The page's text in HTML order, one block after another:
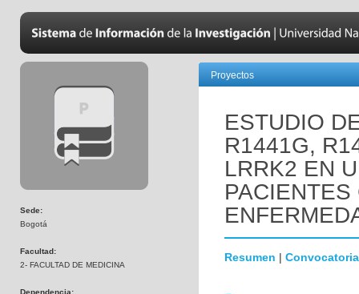
Sede:
Bogotá
Facultad:
2- FACULTAD DE MEDICINA
Dependencia:
Proyectos
ESTUDIO
R1441G,
LRRK2 EN
Resumen | Convocatoria